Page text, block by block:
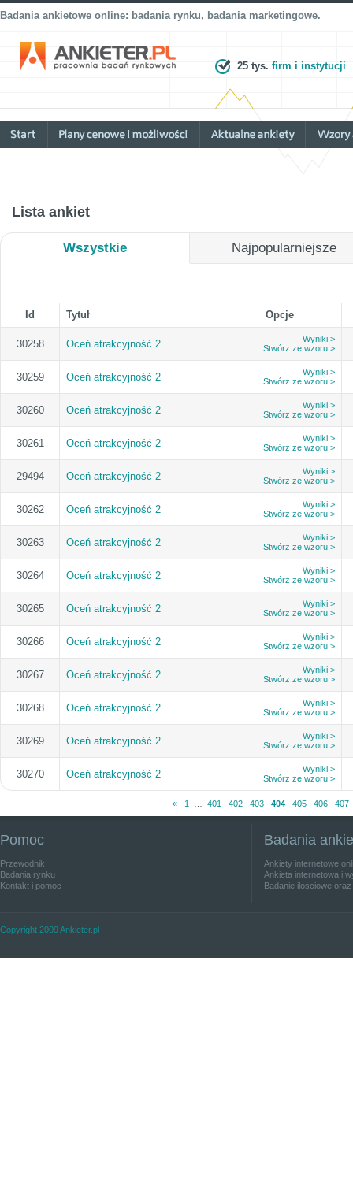
Badania ankietowe online: badania rynku, badania marketingowe.
25 tys. firm i instytucji
Lista ankiet
Wszystkie Najpopularniejsze
Id Tytuł Opcje
30258 Oceń atrakcyjność 2
Wyniki >
Stwórz ze wzoru >
30259 Oceń atrakcyjność 2
Wyniki >
Stwórz ze wzoru >
30260 Oceń atrakcyjność 2
Wyniki >
Stwórz ze wzoru >
30261 Oceń atrakcyjność 2
Wyniki >
Stwórz ze wzoru >
29494 Oceń atrakcyjność 2
Wyniki >
Stwórz ze wzoru >
30262 Oceń atrakcyjność 2
Wyniki >
Stwórz ze wzoru >
30263 Oceń atrakcyjność 2
Wyniki >
Stwórz ze wzoru >
30264 Oceń atrakcyjność 2
Wyniki >
Stwórz ze wzoru >
30265 Oceń atrakcyjność 2
Wyniki >
Stwórz ze wzoru >
30266 Oceń atrakcyjność 2
Wyniki >
Stwórz ze wzoru >
30267 Oceń atrakcyjność 2
Wyniki >
Stwórz ze wzoru >
30268 Oceń atrakcyjność 2
Wyniki >
Stwórz ze wzoru >
30269 Oceń atrakcyjność 2
Wyniki >
Stwórz ze wzoru >
30270 Oceń atrakcyjność 2
Wyniki >
Stwórz ze wzoru >
« 1 401 402 403 404 405 406 407
Pomoc
Przewodnik
Badania rynku
Kontakt i pomoc
Badania
Ankiety internetowe
Ankieta internetowa i
Badanie ilościowe
Copyright 2009 Ankieter.pl